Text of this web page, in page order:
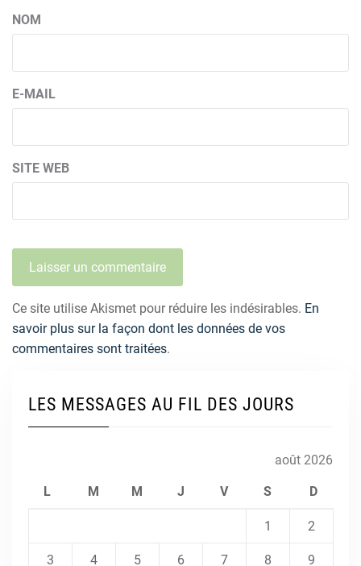
NOM
E-MAIL
SITE WEB
Ce site utilise Akismet pour réduire les indésirables. En
savoir plus sur la façon dont les données de vos
commentaires sont traitées.
LES MESSAGES AU FIL DES JOURS
août 2026
L M M J V S D
1 2
3 4 5 6 7 8 9